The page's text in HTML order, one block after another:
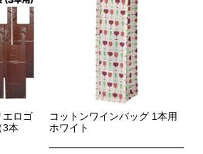
エロゴ
3本
コットンワインバッグ 1本用
ホワイト